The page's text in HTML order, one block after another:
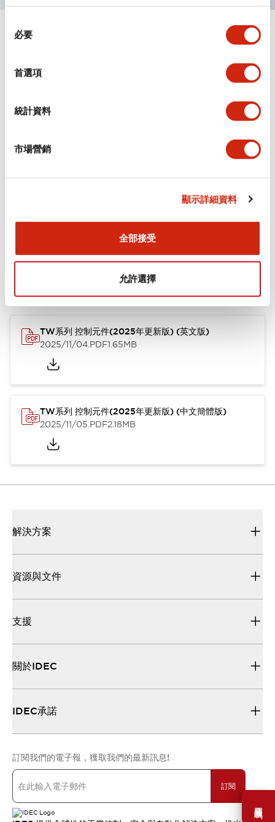
必要
首選項
統計資料
市場營銷
顯示詳細資料
全部接受
允許選擇
需要幫助嗎？
規格 顯示全部+
審美規範
認證與標準
TW系列 控制元件(2025年更新版) (英文版)
2025/11/04.PDF1.65MB
TW系列 控制元件(2025年更新版) (中文簡體版)
2025/11/05.PDF2.18MB
解決方案
資源與文件
支援
關於IDEC
IDEC承諾
訂閱我們的電子報，獲取我們的最新訊息!
訂閱